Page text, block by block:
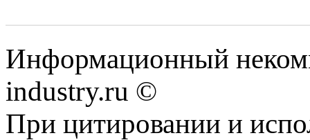
Информационный
industry.ru ©
При цитировании и